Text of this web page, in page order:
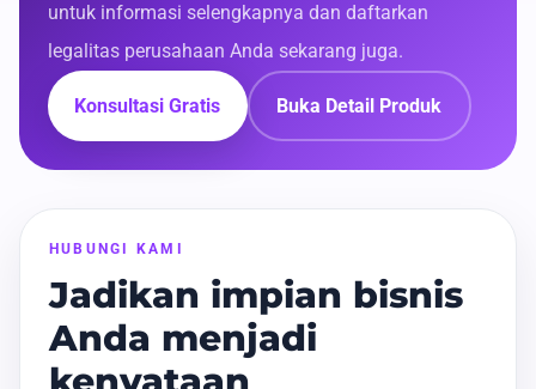
untuk informasi selengkapnya dan daftarkan
legalitas perusahaan Anda sekarang juga.
Konsultasi Gratis Buka Detail Produk
HUBUNGI KAMI
Jadikan impian bisnis
Anda menjadi